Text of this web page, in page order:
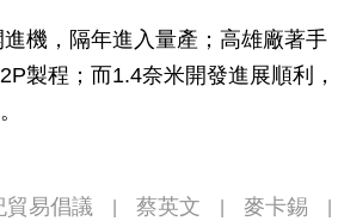
機，隔年進入量產；高雄廠著手
製程；而1.4奈米開發進展順利，
貿易倡議 蔡英文 麥卡錫